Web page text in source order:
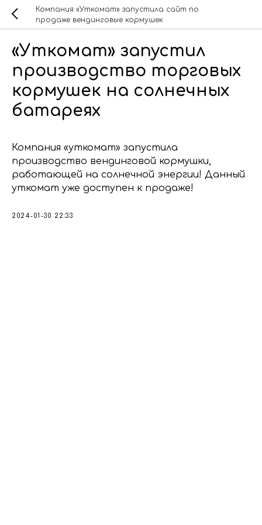
Компания «Уткомат» запустила сайт по
продаже вендинговые кормушек
«Уткомат» запустил
производство торговых
кормушек на солнечных
батареях
Компания «уткомат» запустила
производство вендинговой кормушки,
работающей на солнечной энергии! Данный
уткомат уже доступен к продаже!
2024-01-30 22:33